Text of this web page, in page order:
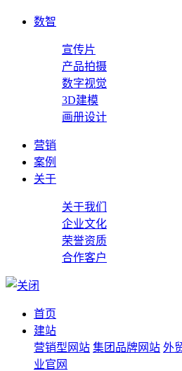
数智
宣传片
产品拍摄
数字视觉
3D建模
画册设计
营销
案例
关于
关于我们
企业文化
荣誉资质
合作客户
首页
建站
营销型网站 集团品牌网站 外
业官网